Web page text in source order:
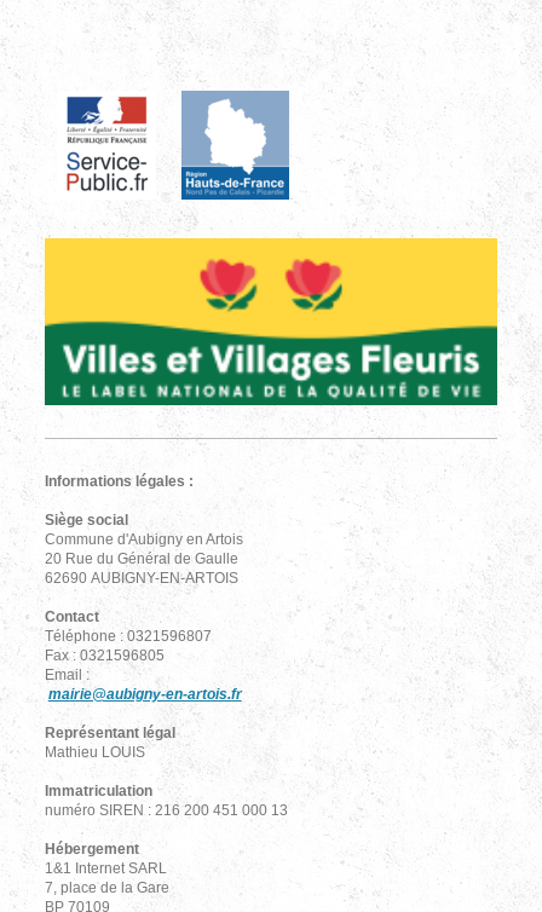
Informations légales :
Siège social
Commune d'Aubigny en Artois
20 Rue du Général de Gaulle
62690 AUBIGNY-EN-ARTOIS
Contact
Téléphone : 0321596807
Fax : 0321596805
Email :
mairie@aubigny-en-artois.fr
Représentant légal
Mathieu LOUIS
Immatriculation
numéro SIREN : 216 200 451 000 13
Hébergement
1&1 Internet SARL
7, place de la Gare
BP 70109